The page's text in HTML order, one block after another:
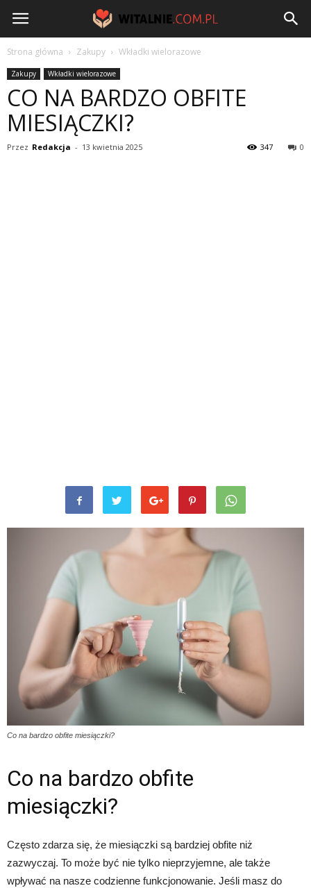
Witalnie.com.pl
Strona główna Zakupy Wkładki wielorazowe
Zakupy Wkładki wielorazowe
CO NA BARDZO OBFITE
MIESIĄCZKI?
Przez Redakcja - 13 kwietnia 2025 0
347
Co na bardzo obfite miesiączki?
Co na bardzo obfite
miesiączki?
Często zdarza się, że miesiączki są bardziej obfite niż
zazwyczaj. To może być nie tylko nieprzyjemne, ale także
wpływać na nasze codzienne funkcjonowanie. Jeśli masz do